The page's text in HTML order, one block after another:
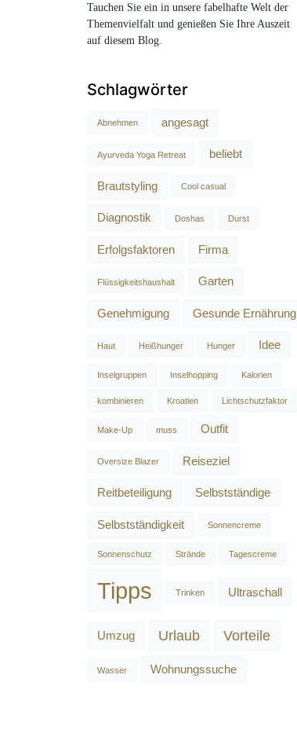
Tauchen Sie ein in unsere fabelhafte Welt der
Themenvielfalt und genießen Sie Ihre Auszeit
auf diesem Blog.
Schlagwörter
Abnehmen angesagt
Ayurveda Yoga Retreat beliebt
Brautstyling Cool casual
Diagnostik Doshas Durst
Erfolgsfaktoren Firma
Flüssigkeitshaushalt Garten
Genehmigung Gesunde Ernährung
Haut Heißhunger Hunger Idee
Inselgruppen Inselhopping Kalorien
kombinieren Kroatien Lichtschutzfaktor
Make-Up muss Outfit
Oversize Blazer Reiseziel
Reitbeteiligung Selbstständige
Selbstständigkeit Sonnencreme
Sonnenschutz Strände Tagescreme
Tipps Trinken Ultraschall
Umzug Urlaub Vorteile
Wasser Wohnungssuche